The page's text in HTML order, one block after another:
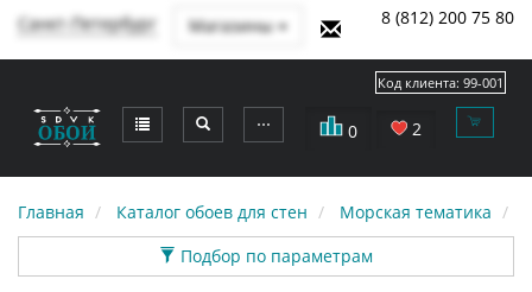
Санкт-Петербург Магазины 8 (812) 200 75 80
⋯ 0 2
Код клиента: 99-001
Главная Каталог обоев для стен Морская тематика
Подбор по параметрам